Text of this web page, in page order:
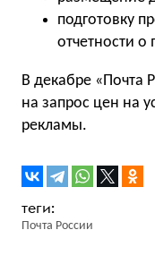
подготовку
отчетности
В декабре «Почта
на запрос цен на
рекламы.
Почта России